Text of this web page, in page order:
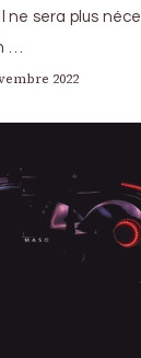
ne sera plus
…
2022